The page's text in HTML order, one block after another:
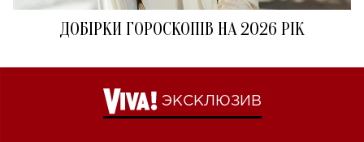
ДОБІРКИ ГОРОСКОПІВ НА 2026 РІК
ЭКСКЛЮЗИВ